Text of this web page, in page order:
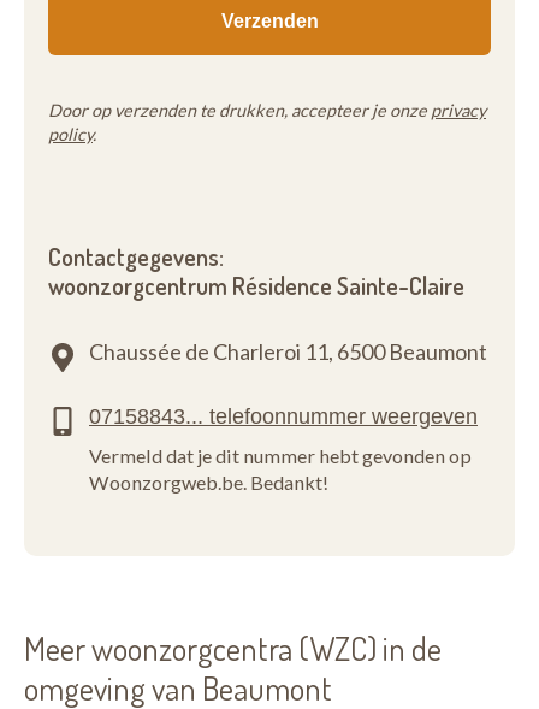
Door op verzenden te drukken, accepteer je onze privacy
policy.
Contactgegevens:
woonzorgcentrum Résidence Sainte-Claire
Chaussée de Charleroi 11, 6500 Beaumont
Vermeld dat je dit nummer hebt gevonden op
Woonzorgweb.be. Bedankt!
Meer woonzorgcentra (WZC) in de
omgeving van Beaumont